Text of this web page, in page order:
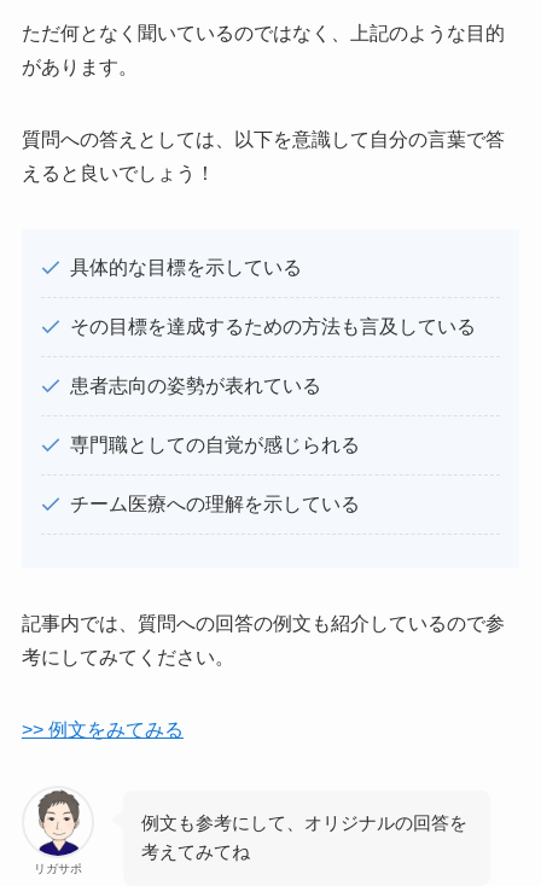
ただ何となく聞いているのではなく、上記のような目的
があります。
質問への答えとしては、以下を意識して自分の言葉で答
えると良いでしょう！
具体的な目標を示している
その目標を達成するための方法も言及している
患者志向の姿勢が表れている
専門職としての自覚が感じられる
チーム医療への理解を示している
記事内では、質問への回答の例文も紹介しているので参
考にしてみてください。
>> 例文をみてみる
リガサポ
例文も参考にして、オリジナルの回答を
考えてみてね